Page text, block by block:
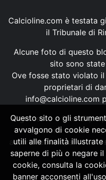
Calcioline.com è testata
il Tribunale di
Alcune foto di questo
sito sono
Ove fosse stato violato
proprietari di
info@calcioline.com
Ogni testo e foto di
possono essere
autorizzazione, ai sensi
Questo sito o gli
avvalgono di cookie
utili alle finalità illustrate
saperne di più o negare
cookie, consulta la
banner acconsenti